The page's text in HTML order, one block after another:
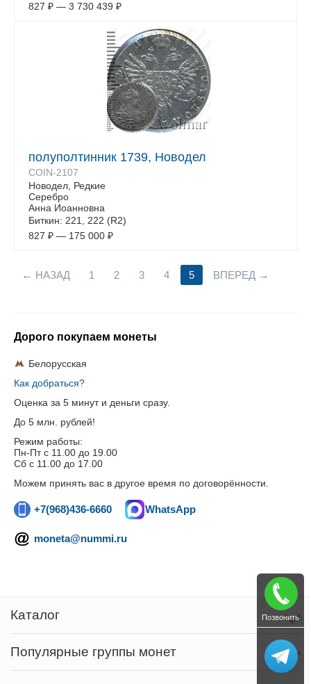
827 ₽ — 3 730 439 ₽
полуполтинник 1739, Новодел
COIN-2107
Новодел, Редкие
Серебро
Анна Иоанновна
Биткин: 221, 222 (R2)
827 ₽ — 175 000 ₽
НАЗАД 1 2 3 4 5 ВПЕРЕД
Дорого покупаем монеты
Белорусская
Как добраться?
Оценка за 5 минут и деньги сразу.
До 5 млн. рублей!
Режим работы:
Пн-Пт c 11.00 до 19.00
Сб с 11.00 до 17.00
Можем принять вас в другое время по договорённости.
+7(968)436-6660 WhatsApp
moneta@nummi.ru
Каталог
Популярные группы монет
Позвонить